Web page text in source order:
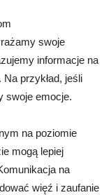
swoje
informacje na
przykład, jeśli
swoje emocje.
na poziomie
mogą lepiej
na
więź i zaufanie